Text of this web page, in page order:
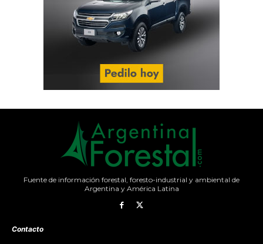
Fuente de información forestal, foresto-industrial y ambiental de
Argentina y América Latina
Contacto